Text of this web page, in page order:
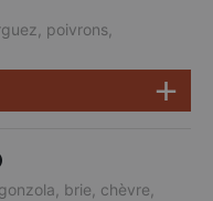
poivrons,
brie, chèvre,